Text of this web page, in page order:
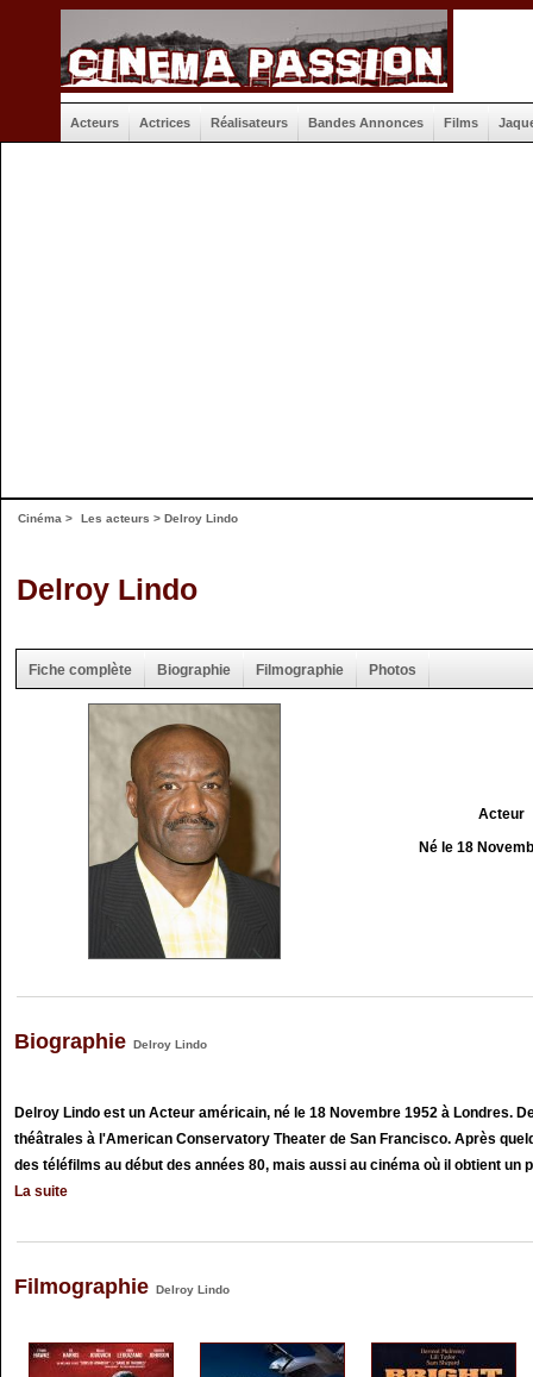
Acteurs Actrices Réalisateurs Bandes Annonces Films
Cinéma > Les acteurs > Delroy Lindo
Delroy Lindo
Fiche complète Biographie Filmographie Photos
Acteur
Né le 18
Biographie Delroy Lindo
Delroy Lindo est un Acteur américain, né le 18 Novembre 1952 à Londres.
théâtrales à l'American Conservatory Theater de San Francisco. Après
des téléfilms au début des années 80, mais aussi au cinéma où il obtient un
La suite
Filmographie Delroy Lindo